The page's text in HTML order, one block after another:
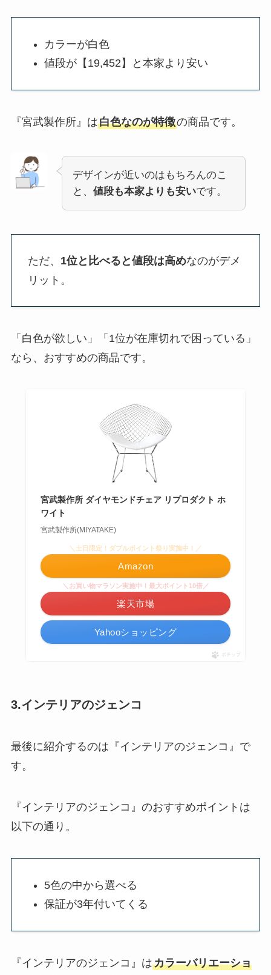
カラーが白色
値段が【19,452】と本家より安い
『宮武製作所』は白色なのが特徴の商品です。
デザインが近いのはもちろんのこ
と、 値段も本家よりも安いです。
ただ、 1位と比べると値段は高めなのがデメ
リット。
「白色が欲しい」「1位が在庫切れで困っている」
なら、おすすめの商品です。
宮武製作所 ダイヤモンドチェア リプロダクト ホ
ワイト
宮武製作所(MIYATAKE)
＼土日限定！ダブルポイント祭り実施中！／
Amazon
＼お買い物マラソン実施中！最大ポイント10倍／
楽天市場
Yahooショッピング
ポチップ
3.インテリアのジェンコ
最後に紹介するのは『インテリアのジェンコ』で
す。
『インテリアのジェンコ』のおすすめポイントは
以下の通り。
5色の中から選べる
保証が3年付いてくる
『インテリアのジェンコ』はカラーバリエーショ